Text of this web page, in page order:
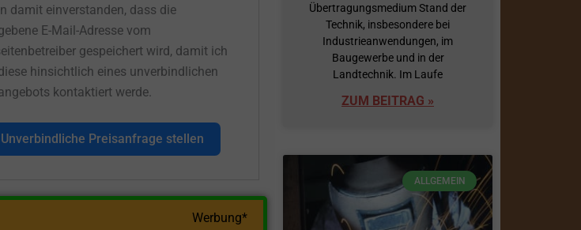
damit einverstanden, dass die
E-Mail-Adresse vom
gespeichert wird, damit ich
hinsichtlich eines unverbindlichen
kontaktiert werde.
Unverbindliche Preisanfrage stellen
Werbung*
Übertragungsmedium Stand der
Technik, insbesondere bei
Industrieanwendungen, im
Baugewerbe und in der
Landtechnik. Im Laufe
ZUM BEITRAG »
ALLGEMEIN